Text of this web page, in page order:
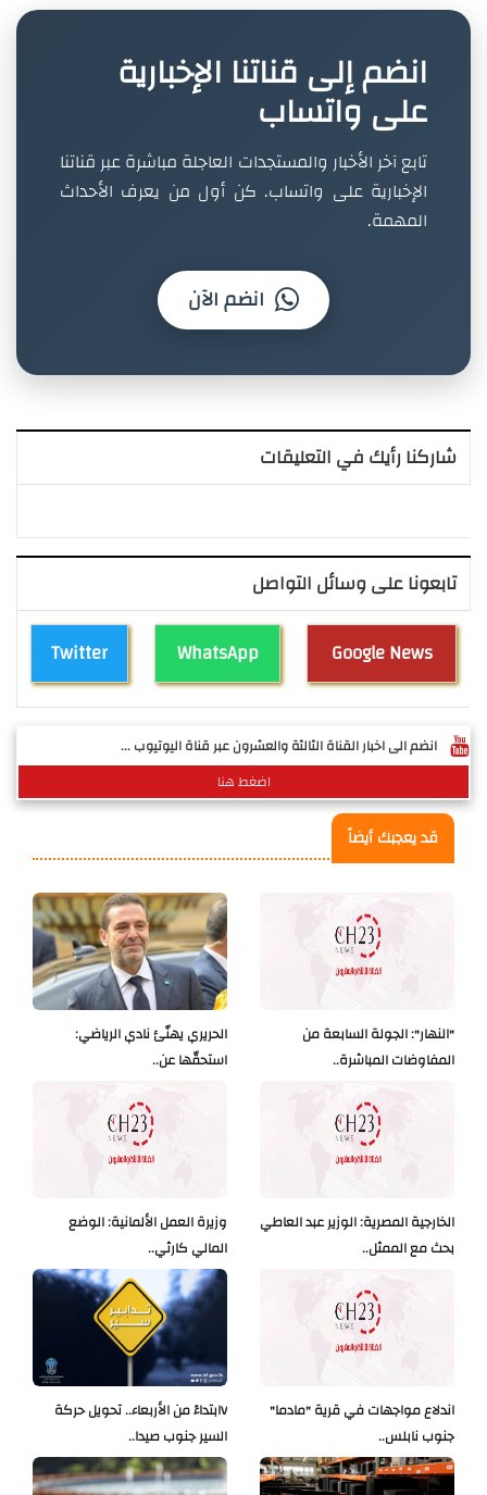
انضم إلى قناتنا الإخبارية
على واتساب
تابع آخر الأخبار والمستجدات العاجلة مباشرة عبر قناتنا
الإخبارية على واتساب. كن أول من يعرف الأحداث
المهمة.
انضم الآن
شاركنا رأيك في التعليقات
تابعونا على وسائل التواصل
Twitter WhatsApp Google News
انضم الى اخبار القناة الثالثة والعشرون عبر قناة اليوتيوب ...
اضغط هنا
قد يعجبك أيضاً
الحريري يهنّئ نادي الرياضي:
استحقّها عن..
"النهار": الجولة السابعة من
المفاوضات المباشرة..
وزيرة العمل الألمانية: الوضع
المالي كارثي..
الخارجية المصرية: الوزير عبد العاطي
بحث مع الممثل..
Vابتداءً من الأربعاء.. تحويل حركة
السير جنوب صيدا..
اندلاع مواجهات في قرية "مادما"
جنوب نابلس..